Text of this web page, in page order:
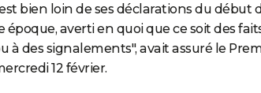
bien loin de ses déclarations du début
époque, averti en quoi que ce soit des
à des signalements", avait assuré le
12 février.